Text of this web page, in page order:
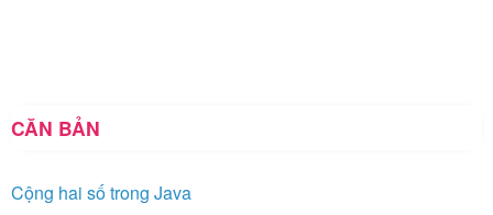
CĂN BẢN
Cộng hai số trong Java